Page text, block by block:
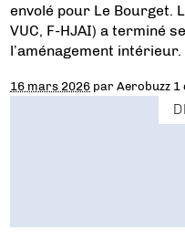
envolé pour Le Bourget.
VUC, F-HJAI) a terminé
l’aménagement intérieur.
16 mars 2026 parAerobuzz 1